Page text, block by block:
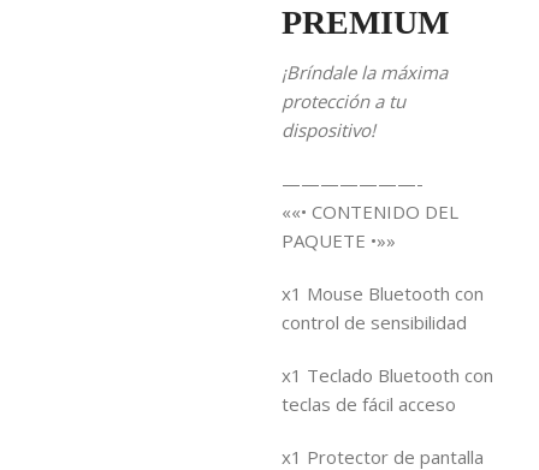
PREMIUM
¡Bríndale la máxima
protección a tu
dispositivo!
———————-
««• CONTENIDO DEL
PAQUETE •»»
x1 Mouse Bluetooth con
control de sensibilidad
x1 Teclado Bluetooth con
teclas de fácil acceso
x1 Protector de pantalla